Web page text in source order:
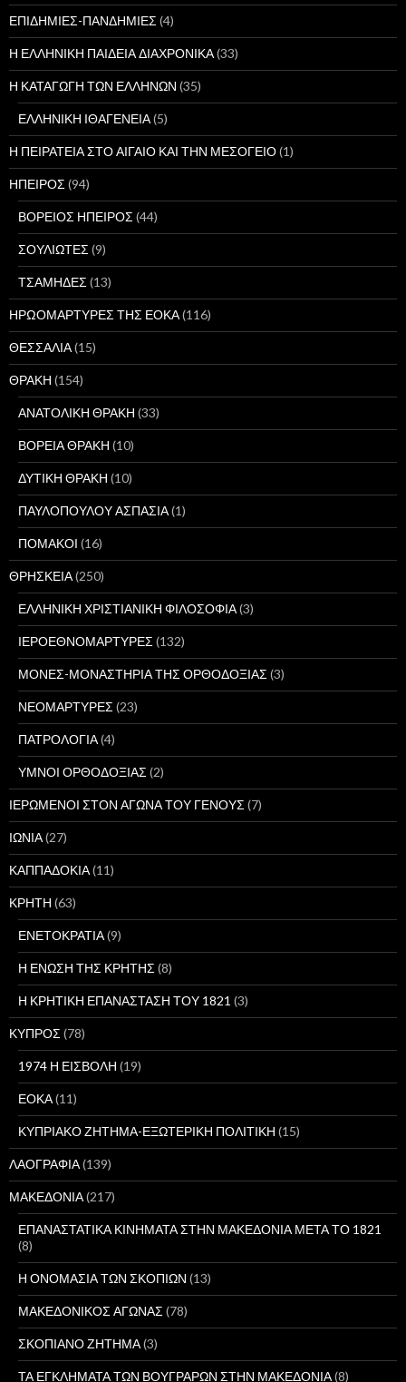
ΕΠΙΔΗΜΙΕΣ-ΠΑΝΔΗΜΙΕΣ (4)
Η ΕΛΛΗΝΙΚΗ ΠΑΙΔΕΙΑ ΔΙΑΧΡΟΝΙΚΑ(33)
Η ΚΑΤΑΓΩΓΗ ΤΩΝ ΕΛΛΗΝΩΝ (35)
ΕΛΛΗΝΙΚΗ ΙΘΑΓΕΝΕΙΑ(5)
Η ΠΕΙΡΑΤΕΙΑ ΣΤΟ ΑΙΓΑΙΟ ΚΑΙ ΤΗΝ ΜΕΣΟΓΕΙΟ(1)
ΗΠΕΙΡΟΣ (94)
ΒΟΡΕΙΟΣ ΗΠΕΙΡΟΣ (44)
ΣΟΥΛΙΩΤΕΣ (9)
ΤΣΑΜΗΔΕΣ (13)
ΗΡΩΟΜΑΡΤΥΡΕΣ ΤΗΣ ΕΟΚΑ(116)
ΘΕΣΣΑΛΙΑ(15)
ΘΡΑΚΗ (154)
ΑΝΑΤΟΛΙΚΗ ΘΡΑΚΗ (33)
ΒΟΡΕΙΑ ΘΡΑΚΗ (10)
ΔΥΤΙΚΗ ΘΡΑΚΗ (10)
ΠΑΥΛΟΠΟΥΛΟΥ ΑΣΠΑΣΙΑ(1)
ΠΟΜΑΚΟΙ (16)
ΘΡΗΣΚΕΙΑ(250)
ΕΛΛΗΝΙΚΗ ΧΡΙΣΤΙΑΝΙΚΗ ΦΙΛΟΣΟΦΙΑ(3)
ΙΕΡΟΕΘΝΟΜΑΡΤΥΡΕΣ (132)
ΜΟΝΕΣ-ΜΟΝΑΣΤΗΡΙΑ ΤΗΣ ΟΡΘΟΔΟΞΙΑΣ (3)
ΝΕΟΜΑΡΤΥΡΕΣ (23)
ΠΑΤΡΟΛΟΓΙΑ(4)
ΥΜΝΟΙ ΟΡΘΟΔΟΞΙΑΣ (2)
ΙΕΡΩΜΕΝΟΙ ΣΤΟΝ ΑΓΩΝΑ ΤΟΥ ΓΕΝΟΥΣ (7)
ΙΩΝΙΑ(27)
ΚΑΠΠΑΔΟΚΙΑ(11)
ΚΡΗΤΗ (63)
ΕΝΕΤΟΚΡΑΤΙΑ(9)
Η ΕΝΩΣΗ ΤΗΣ ΚΡΗΤΗΣ (8)
Η ΚΡΗΤΙΚΗ ΕΠΑΝΑΣΤΑΣΗ ΤΟΥ 1821 (3)
ΚΥΠΡΟΣ (78)
1974 Η ΕΙΣΒΟΛΗ (19)
ΕΟΚΑ(11)
ΚΥΠΡΙΑΚΟ ΖΗΤΗΜΑ-ΕΞΩΤΕΡΙΚΗ ΠΟΛΙΤΙΚΗ (15)
ΛΑΟΓΡΑΦΙΑ(139)
ΜΑΚΕΔΟΝΙΑ(217)
ΕΠΑΝΑΣΤΑΤΙΚΑ ΚΙΝΗΜΑΤΑ ΣΤΗΝ ΜΑΚΕΔΟΝΙΑ ΜΕΤΑ ΤΟ 1821
(8)
Η ΟΝΟΜΑΣΙΑ ΤΩΝ ΣΚΟΠΙΩΝ (13)
ΜΑΚΕΔΟΝΙΚΟΣ ΑΓΩΝΑΣ (78)
ΣΚΟΠΙΑΝΟ ΖΗΤΗΜΑ(3)
ΤΑ ΕΓΚΛΗΜΑΤΑ ΤΩΝ ΒΟΥΓΡΑΡΩΝ ΣΤΗΝ ΜΑΚΕΔΟΝΙΑ(8)